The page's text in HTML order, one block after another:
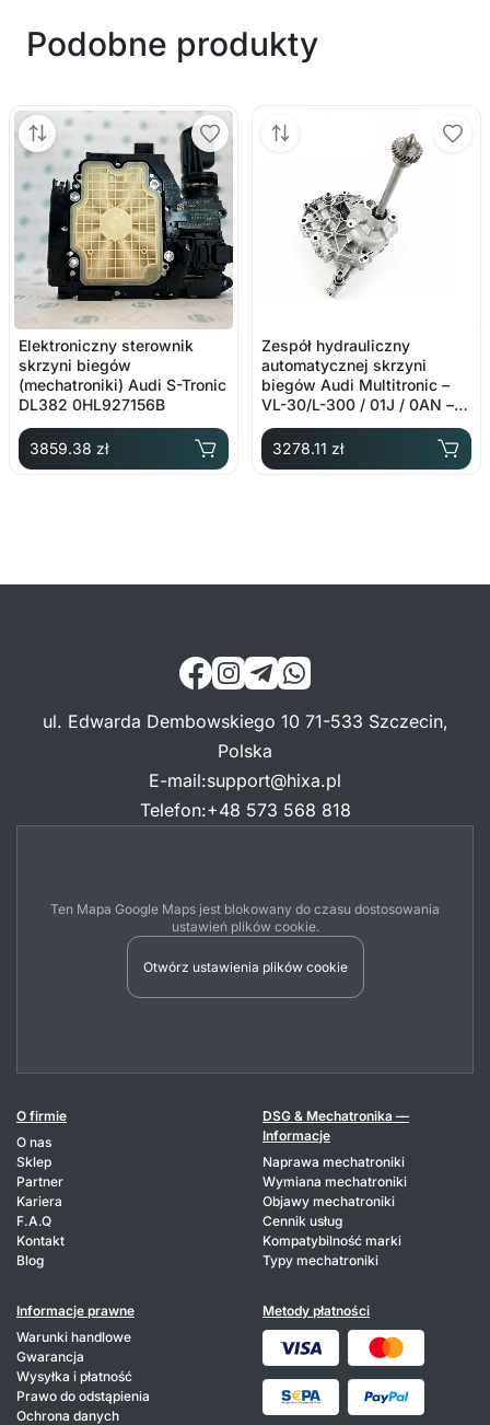
Podobne produkty
Elektroniczny sterownik
skrzyni biegów
(mechatroniki) Audi S-Tronic
DL382 0HL927156B
3859.38 zł
Zespół hydrauliczny
automatycznej skrzyni
biegów Audi Multitronic –
VL-30/L-300 / 01J / 0AN –
OE: 01J927156CQ
3278.11 zł
ul. Edwarda Dembowskiego 10 71-533 Szczecin,
Polska
E-mail:support@hixa.pl
Telefon:+48 573 568 818
Ten Mapa Google Maps jest blokowany do czasu dostosowania
ustawień plików cookie.
Otwórz ustawienia plików cookie
O firmie
O nas
Sklep
Partner
Kariera
F.A.Q
Kontakt
Blog
DSG & Mechatronika —
Informacje
Naprawa mechatroniki
Wymiana mechatroniki
Objawy mechatroniki
Cennik usług
Kompatybilność marki
Typy mechatroniki
Informacje prawne
Warunki handlowe
Gwarancja
Wysyłka i płatność
Prawo do odstąpienia
Ochrona danych
Metody płatności